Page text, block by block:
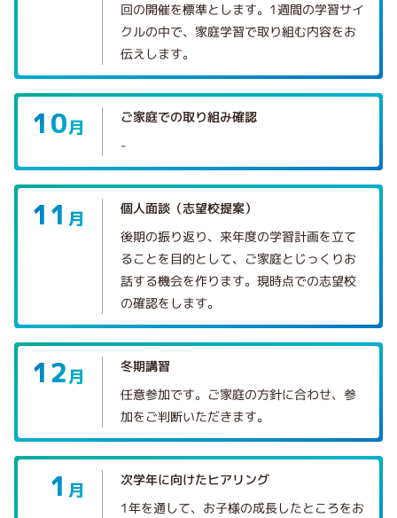
回の開催を標準とします。1週間の学習サイ
クルの中で、家庭学習で取り組む内容をお
伝えします。
10月 ご家庭での取り組み確認
-
11 月 個人面談（志望校提案）
後期の振り返り、来年度の学習計画を立て
ることを目的として、ご家庭とじっくりお
話する機会を作ります。現時点での志望校
の確認をします。
12月 冬期講習
任意参加です。ご家庭の方針に合わせ、参
加をご判断いただきます。
1 月 次学年に向けたヒアリング
1年を通して、お子様の成長したところをお